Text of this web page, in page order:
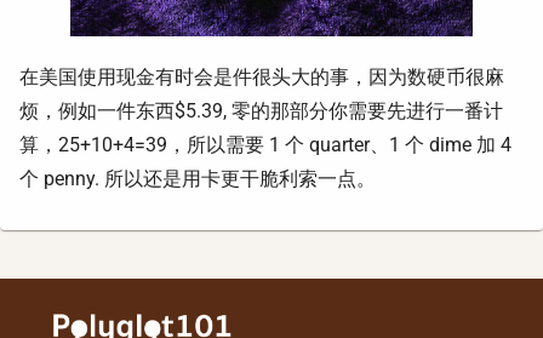
在美国使用现金有时会是件很头大的事，因为数硬币很麻
烦，例如一件东西$5.39, 零的那部分你需要先进行一番计
算，25+10+4=39，所以需要 1 个 quarter、1 个 dime 加 4
个 penny. 所以还是用卡更干脆利索一点。